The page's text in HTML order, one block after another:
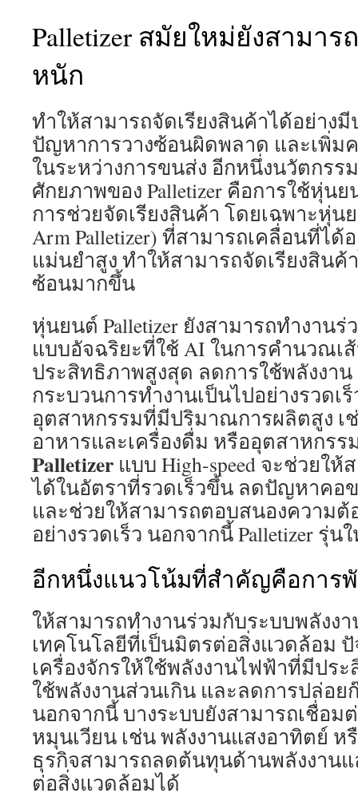
Palletizer สมัยใหม่ยังสามาร
หนัก
ทำให้สามารถจัดเรียงสินค้าได้อย่าง
ปัญหาการวางซ้อนผิดพลาด และเพิ่ม
ในระหว่างการขนส่ง อีกหนึ่งนวัตกรร
ศักยภาพของ Palletizer คือการใช้หุ่น
การช่วยจัดเรียงสินค้า โดยเฉพาะหุ่น
Arm Palletizer) ที่สามารถเคลื่อนที่ไ
แม่นยำสูง ทำให้สามารถจัดเรียงสิน
ซ้อนมากขึ้น
หุ่นยนต์ Palletizer ยังสามารถทำงาน
แบบอัจฉริยะที่ใช้ AI ในการคำนวณเ
ประสิทธิภาพสูงสุด ลดการใช้พลังงา
กระบวนการทำงานเป็นไปอย่างรวดเ
อุตสาหกรรมที่มีปริมาณการผลิตสูง เ
อาหารและเครื่องดื่ม หรืออุตสาหกรร
Palletizer แบบ High-speed จะช่วยใ
ได้ในอัตราที่รวดเร็วขึ้น ลดปัญหาคอ
และช่วยให้สามารถตอบสนองความต้
อย่างรวดเร็ว นอกจากนี้ Palletizer รุ่น
อีกหนึ่งแนวโน้มที่สำคัญคือการพั
ให้สามารถทำงานร่วมกับระบบพลังง
เทคโนโลยีที่เป็นมิตรต่อสิ่งแวดล้อม
เครื่องจักรให้ใช้พลังงานไฟฟ้าที่มีปร
ใช้พลังงานส่วนเกิน และลดการปล่อย
นอกจากนี้ บางระบบยังสามารถเชื่อม
หมุนเวียน เช่น พลังงานแสงอาทิตย์ ห
ธุรกิจสามารถลดต้นทุนด้านพลังงาน
ต่อสิ่งแวดล้อมได้